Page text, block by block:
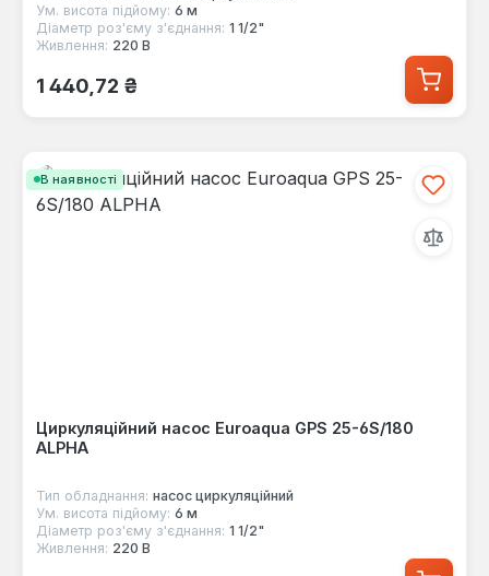
Ум. висота підйому: 6 м
Діаметр роз'єму з'єднання: 1 1/2"
Живлення: 220 В
Звичайна ціна:
1 440,72 ₴
В наявності
Циркуляційний насос Euroaqua GPS 25-6S/180
ALPHA
Тип обладнання: насос циркуляційний
Ум. висота підйому: 6 м
Діаметр роз'єму з'єднання: 1 1/2"
Живлення: 220 В